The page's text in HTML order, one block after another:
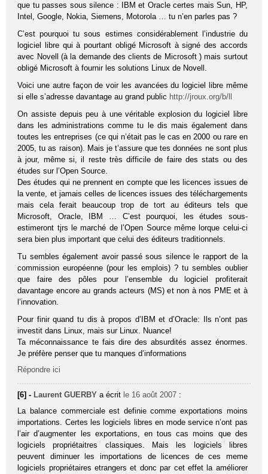
que tu passes sous silence : IBM et Oracle certes mais Sun, HP,
Intel, Google, Nokia, Siemens, Motorola … tu n’en parles pas ?
C’est pourquoi tu sous estimes considérablement l’industrie du
logiciel libre qui à pourtant obligé Microsoft à signé des accords
avec Novell (à la demande des clients de Microsoft ) mais surtout
obligé Microsoft à fournir les solutions Linux de Novell.
Voici une autre façon de voir les avancées du logiciel libre même
si elle s’adresse davantage au grand public http://jroux.org/b/ll
On assiste depuis peu à une véritable explosion du logiciel libre
dans les administrations comme tu le dis mais également dans
toutes les entreprises (ce qui n’était pas le cas en 2000 ou rare en
2005, tu as raison). Mais je t’assure que tes données ne sont plus
à jour, même si, il reste très difficile de faire des stats ou des
études sur l’Open Source.
Des études qui ne prennent en compte que les licences issues de
la vente, et jamais celles de licences issues des téléchargements
mais cela ferait beaucoup trop de tort au éditeurs tels que
Microsoft, Oracle, IBM … C’est pourquoi, les études sous-
estimeront tjrs le marché de l’Open Source même lorque celui-ci
sera bien plus important que celui des éditeurs traditionnels.
Tu sembles également avoir passé sous silence le rapport de la
commission européenne (pour les emplois) ? tu sembles oublier
que faire des pôles pour l’ensemble du logiciel profiterait
davantage encore au grands acteurs (MS) et non à nos PME et à
l’innovation.
Pour finir quand tu dis à propos d’IBM et d’Oracle: Ils n’ont pas
investit dans Linux, mais sur Linux. Nuance!
Ta méconnaissance te fais dire des absurdités assez énormes.
Je préfère penser que tu manques d’informations
Répondre ici
[6] - Laurent GUERBY a écrit le 16 août 2007 :
La balance commerciale est definie comme exportations moins
importations. Certes les logiciels libres en mode service n’ont pas
l’air d’augmenter les exportations, en tous cas moins que des
logiciels propriétaitres classiques. Mais les logiciels libres
peuvent diminuer les importations de licences de ces meme
logiciels propriétaires etrangers et donc par cet effet la améliorer